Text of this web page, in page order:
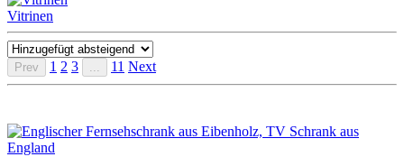
Vitrinen
Prev 1 2 3 11 Next